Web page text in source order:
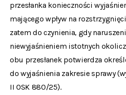
przesłanka konieczności
mającego wpływ na
zatem do czynienia, gdy
niewyjaśnieniem istotnych
obu przesłanek potwierdza
do wyjaśnienia zakresie sprawy
II OSK 880/25).